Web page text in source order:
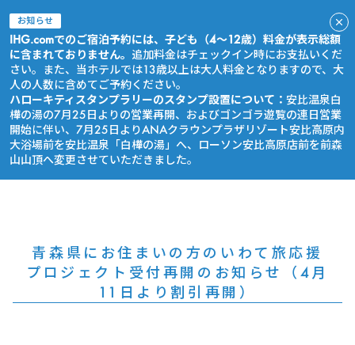
お知らせ
IHG.comでのご宿泊予約には、子ども（4～12歳）料金が表示総額
に含まれておりません。 追加料金はチェックイン時にお支払いくだ
さい。また、当ホテルでは13歳以上は大人料金となりますので、大
人の人数に含めてご予約ください。
ハローキティスタンプラリーのスタンプ設置について： 安比温泉白
樺の湯の7月25日よりの営業再開、およびゴンゴラ遊覧の連日営業
開始に伴い、7月25日よりANAクラウンプラザリゾート安比高原内
大浴場前を安比温泉「白樺の湯」へ、ローソン安比高原店前を前森
山山頂へ変更させていただきました。
青森県にお住まいの方のいわて旅応援
プロジェクト受付再開のお知らせ（4月
11日より割引再開）